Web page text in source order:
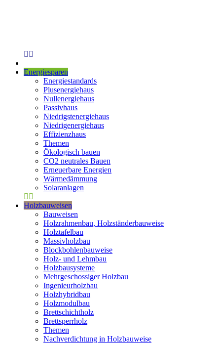
Energiesparen
Energiestandards
Plusenergiehaus
Nullenergiehaus
Passivhaus
Niedrigstenergiehaus
Niedrigenergiehaus
Effizienzhaus
Themen
Ökologisch bauen
CO2 neutrales Bauen
Erneuerbare Energien
Wärmedämmung
Solaranlagen
Holzbauweisen
Bauweisen
Holzrahmenbau, Holzständerbauweise
Holztafelbau
Massivholzbau
Blockbohlenbauweise
Holz- und Lehmbau
Holzbausysteme
Mehrgeschossiger Holzbau
Ingenieurholzbau
Holzhybridbau
Holzmodulbau
Brettschichtholz
Brettsperrholz
Themen
Nachverdichtung in Holzbauweise